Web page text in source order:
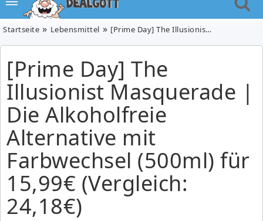
Startseite Lebensmittel [Prime Day] The Illusionist Masquerade | Die Alkoholfreie Alternative mit Farbwechsel (500ml) für 15,99€ (Vergleich: 24,18€)
[Prime Day] The
Illusionist Masquerade |
Die Alkoholfreie
Alternative mit
Farbwechsel (500ml) für
15,99€ (Vergleich:
24,18€)